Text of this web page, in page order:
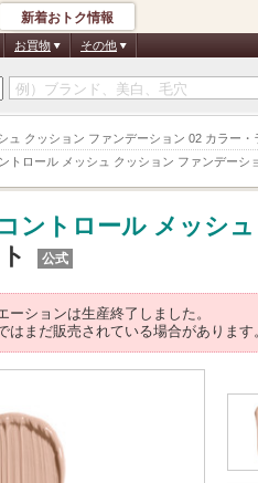
ュ クッション ファンデーション 02 カラー・
トロール メッシュ クッション ファンデーシ
新着おトク情報
お買物 その他
ントロール メッシ
公式
ーションは生産終了しました。
はまだ販売されている場合があります